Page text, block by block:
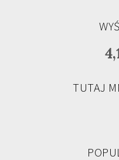
TUTAJ